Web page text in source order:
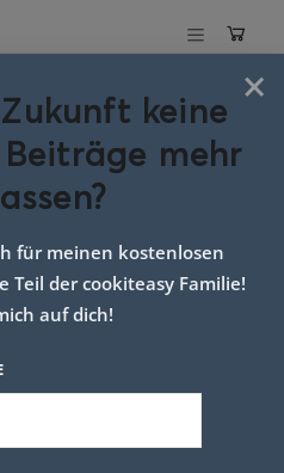
×
keine
mehr
für meinen kostenlosen
Teil der cookiteasy Familie!
auf dich!